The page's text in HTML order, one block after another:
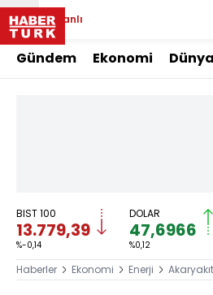
Canlı
Gündem Ekonomi Dünya
BIST 100
13.779,39
%-0,14
DOLAR
47,6966
%0,12
Haberler Ekonomi Enerji Akaryakıt